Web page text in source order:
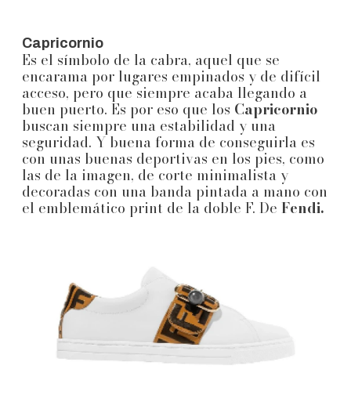
Capricornio
Es el símbolo de la cabra, aquel que se
encarama por lugares empinados y de difícil
acceso, pero que siempre acaba llegando a
buen puerto. Es por eso que los Capricornio
buscan siempre una estabilidad y una
seguridad. Y buena forma de conseguirla es
con unas buenas deportivas en los pies, como
las de la imagen, de corte minimalista y
decoradas con una banda pintada a mano con
el emblemático print de la doble F. De Fendi.